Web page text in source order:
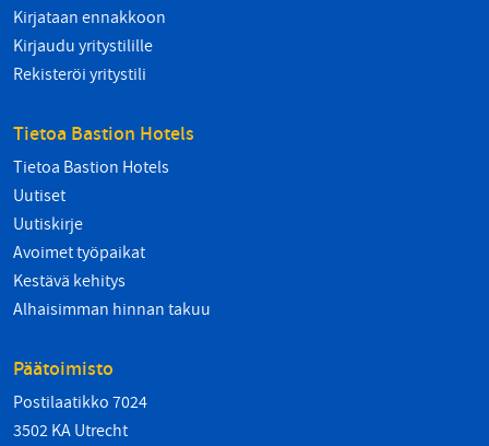
Kirjataan ennakkoon
Kirjaudu yritystilille
Rekisteröi yritystili
Tietoa Bastion Hotels
Tietoa Bastion Hotels
Uutiset
Uutiskirje
Avoimet työpaikat
Kestävä kehitys
Alhaisimman hinnan takuu
Päätoimisto
Postilaatikko 7024
3502 KA Utrecht